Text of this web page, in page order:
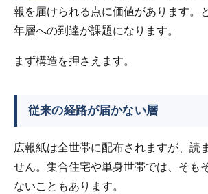
報を届けられる点に価値があります。
年層への到達が課題になります。
まず構造を押さえます。
従来の経路が届かない層
広報紙は全世帯に配布されますが、読
せん。集合住宅や単身世帯では、そも
ないこともあります。